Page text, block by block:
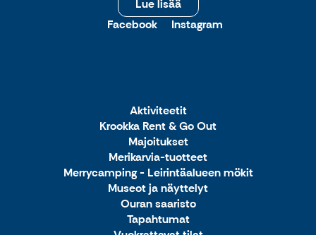
Lue lisää
Facebook
Instagram
Aktiviteetit
Krookka Rent & Go Out
Majoitukset
Merikarvia-tuotteet
Merrycamping - Leirintäalueen mökit
Museot ja näyttelyt
Ouran saaristo
Tapahtumat